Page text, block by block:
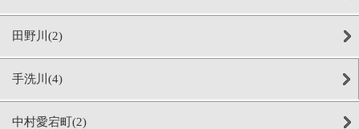
田野川(2)
手洗川(4)
中村愛宕町(2)